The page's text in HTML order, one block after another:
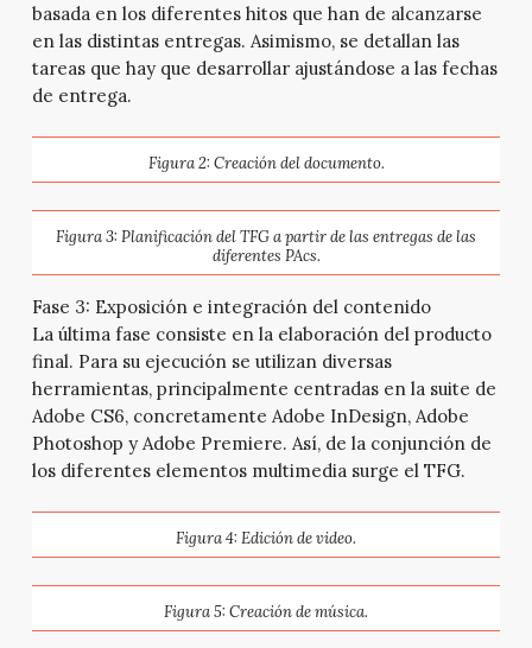
basada en los diferentes hitos que han de alcanzarse
en las distintas entregas. Asimismo, se detallan las
tareas que hay que desarrollar ajustándose a las fechas
de entrega.
Figura 2: Creación del documento.
Figura 3: Planificación del TFG a partir de las entregas de las
diferentes PAcs.
Fase 3: Exposición e integración del contenido
La última fase consiste en la elaboración del producto
final. Para su ejecución se utilizan diversas
herramientas, principalmente centradas en la suite de
Adobe CS6, concretamente Adobe InDesign, Adobe
Photoshop y Adobe Premiere. Así, de la conjunción de
los diferentes elementos multimedia surge el TFG.
Figura 4: Edición de video.
Figura 5: Creación de música.